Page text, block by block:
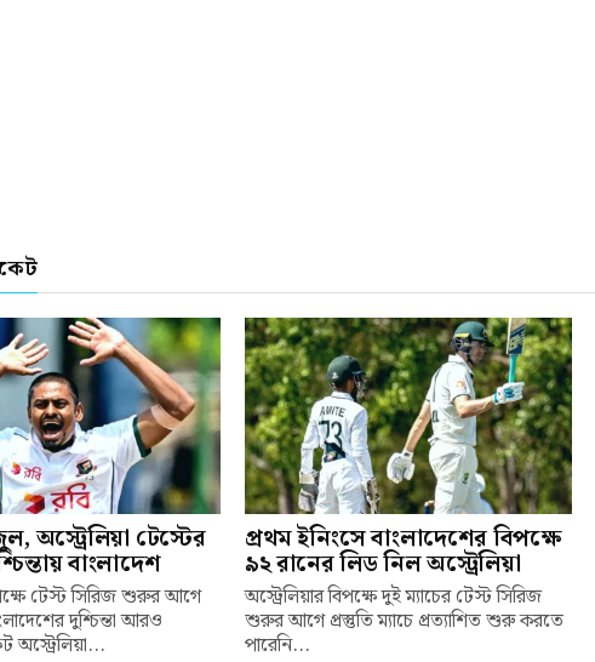
অস্ট্রেলিয়া টেস্টের
বাংলাদেশ
টেস্ট সিরিজ শুরুর আগে
দুশ্চিন্তা আরও
অস্ট্রেলিয়া...
প্রথম ইনিংসে বাংলাদেশের বিপক্ষে
৯২ রানের লিড নিল অস্ট্রেলিয়া
অস্ট্রেলিয়ার বিপক্ষে দুই ম্যাচের টেস্ট সিরিজ
শুরুর আগে প্রস্তুতি ম্যাচে প্রত্যাশিত শুরু করতে
পারেনি...